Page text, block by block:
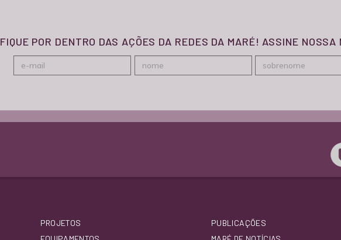
FIQUE POR DENTRO DAS AÇÕES DA REDES DA MARÉ! ASSINE
PROJETOS
PUBLICAÇÕES